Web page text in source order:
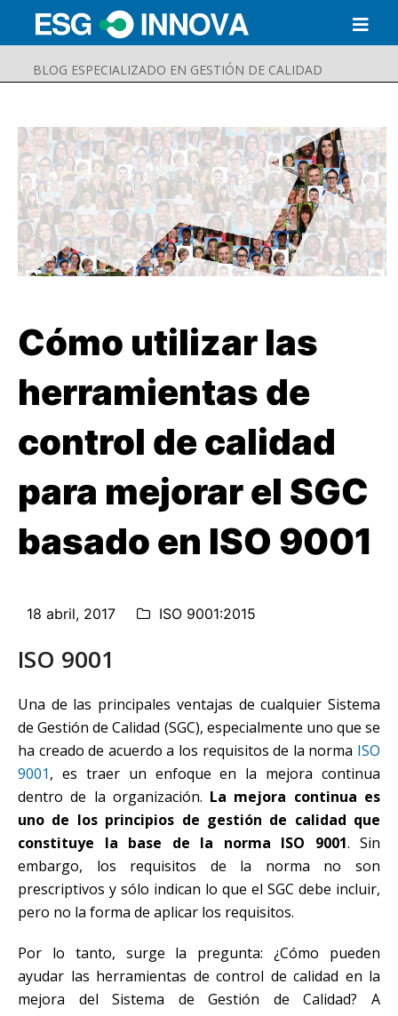
BLOG ESPECIALIZADO EN GESTIÓN DE CALIDAD
Buscar Enviar
Cómo utilizar las
herramientas de
control de calidad
para mejorar el SGC
basado en ISO 9001
18 abril, 2017 ISO 9001:2015
ISO 9001
Una de las principales ventajas de cualquier Sistema
de Gestión de Calidad (SGC), especialmente uno que se
ha creado de acuerdo a los requisitos de la norma ISO
9001, es traer un enfoque en la mejora continua
dentro de la organización. La mejora continua es
uno de los principios de gestión de calidad que
constituye la base de la norma ISO 9001. Sin
embargo, los requisitos de la norma no son
prescriptivos y sólo indican lo que el SGC debe incluir,
pero no la forma de aplicar los requisitos.
Por lo tanto, surge la pregunta: ¿Cómo pueden
ayudar las herramientas de control de calidad en la
mejora del Sistema de Gestión de Calidad? A